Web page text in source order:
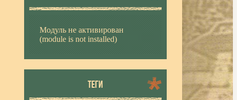
Модуль не активирован
(module is not installed)
ТЕГИ